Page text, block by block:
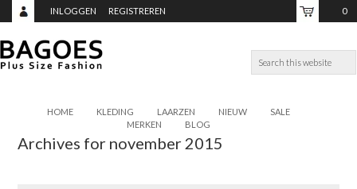
INLOGGEN REGISTREREN 0
€0,00
HOME KLEDING LAARZEN NIEUW
SALE
MERKEN
BLOG
Archives for november 2015